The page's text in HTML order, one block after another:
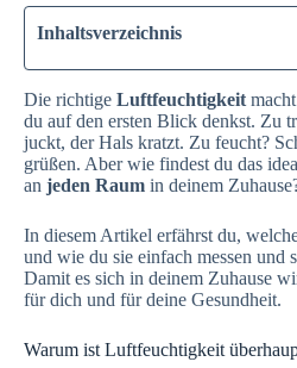
Inhaltsverzeichnis
Die richtige Luftfeuchtigkeit
du auf den ersten Blick denkst. Zu
juckt, der Hals kratzt. Zu feucht?
grüßen. Aber wie findest du das
an jeden Raum in deinem
In diesem Artikel erfährst du,
und wie du sie einfach messen und
Damit es sich in deinem Zuhause
für dich und für deine Gesundheit.
Warum ist Luftfeuchtigkeit